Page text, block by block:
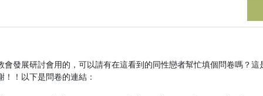
發展研討會用的，可以請有在這看到的同性戀者幫忙填個問卷嗎？
！以下是問卷的連結：